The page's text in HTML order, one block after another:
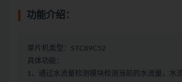
功能介绍：
单片机类型：STC89C52
具体功能：
1、通过水流量检测模块检测当前的水流量，水